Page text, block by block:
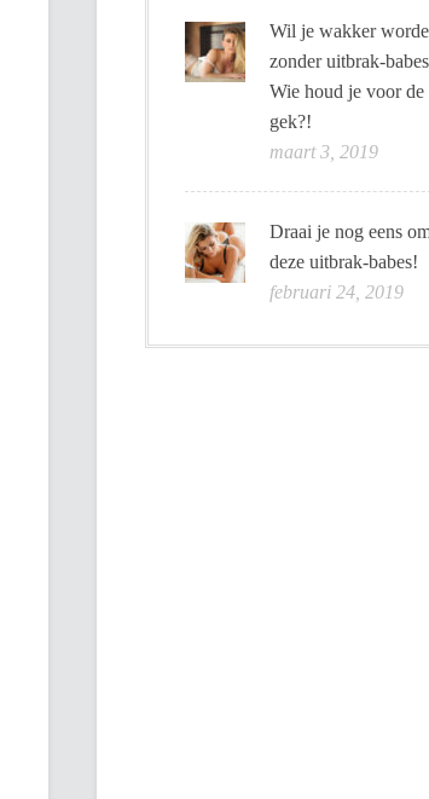
Wil je wakker
zonder uitbrak-
Wie houd je voor de
gek?!
maart 3, 2019
Draai je nog eens
deze uitbrak-babes!
februari 24, 2019